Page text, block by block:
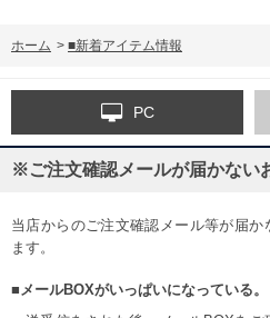
ホーム > ■新着アイテム情報
PC
※ご注文確認メールが届かない
当店からのご注文確認メール等が届
ます。
■メールBOXがいっぱいになっている。